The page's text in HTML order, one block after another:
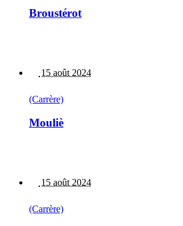
Broustérot
15 août 2024
(Carrère)
Mouliè
15 août 2024
(Carrère)